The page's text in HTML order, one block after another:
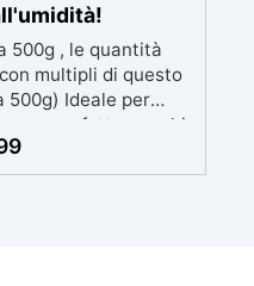
500g , le quantità
multipli di questo
500g) Ideale per
perfetta per chi
una finitura
ogni condizione.